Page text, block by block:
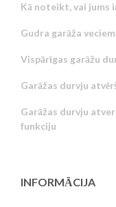
Kā noteikt, vai jums
Gudra garāža
Vispārīgas garāžu
Garāžas durvju
Garāžas durvju
funkciju
INFORMĀCIJA